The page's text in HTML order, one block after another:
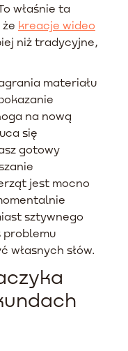
właśnie ta
kreacje wideo
niż tradycyjne,
materiału
na nową
się
gotowy
jest mocno
sztywnego
problemu
własnych słów.